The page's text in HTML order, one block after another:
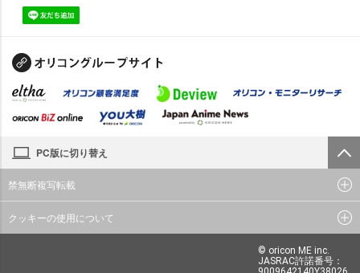
PC版に切り替え
禁無断複写転載
クッキーの使用について
© oricon ME inc.
JASRAC許諾番号：